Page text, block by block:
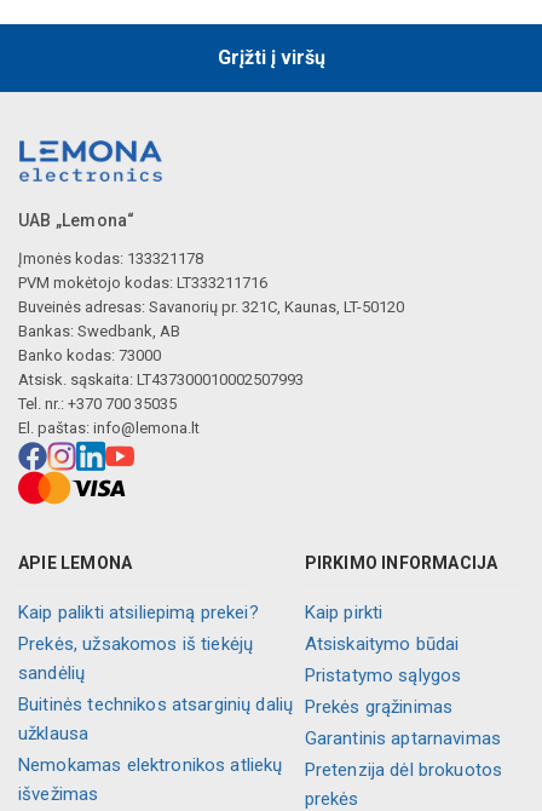
Grįžti į viršų
UAB „Lemona“
Įmonės kodas: 133321178
PVM mokėtojo kodas: LT333211716
Buveinės adresas: Savanorių pr. 321C, Kaunas, LT-50120
Bankas: Swedbank, AB
Banko kodas: 73000
Atsisk. sąskaita: LT437300010002507993
Tel. nr.: +370 700 35035
El. paštas: info@lemona.lt
APIE LEMONA
Kaip palikti atsiliepimą prekei?
Prekės, užsakomos iš tiekėjų
sandėlių
Buitinės technikos atsarginių dalių
užklausa
Nemokamas elektronikos atliekų
išvežimas
PIRKIMO INFORMACIJA
Kaip pirkti
Atsiskaitymo būdai
Pristatymo sąlygos
Prekės grąžinimas
Garantinis aptarnavimas
Pretenzija dėl brokuotos
prekės